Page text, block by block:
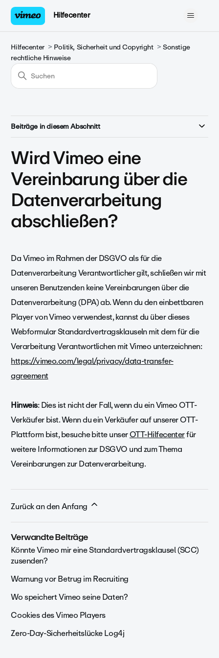
Hilfecenter
Hilfecenter Politik, Sicherheit und Copyright
Sonstige
rechtliche Hinweise
Beiträge in diesem Abschnitt
Wird Vimeo eine
Vereinbarung über die
Datenverarbeitung
abschließen?
Da Vimeo im Rahmen der DSGVO als für die
Datenverarbeitung Verantwortlicher gilt, schließen wir mit
unseren Benutzenden keine Vereinbarungen über die
Datenverarbeitung (DPA) ab. Wenn du den einbettbaren
Player von Vimeo verwendest, kannst du über dieses
Webformular Standardvertragsklauseln mit dem für die
Verarbeitung Verantwortlichen mit Vimeo unterzeichnen:
https://vimeo.com/legal/privacy/data-transfer-
agreement
Hinweis: Dies ist nicht der Fall, wenn du ein Vimeo OTT-
Verkäufer bist. Wenn du ein Verkäufer auf unserer OTT-
Plattform bist, besuche bitte unserOTT-Hilfecenterfür
weitere Informationen zur DSGVO und zum Thema
Vereinbarungen zur Datenverarbeitung.
Zurück an den Anfang
Verwandte Beiträge
Könnte Vimeo mir eine Standardvertragsklausel (SCC)
zusenden?
Warnung vor Betrug im Recruiting
Wo speichert Vimeo seine Daten?
Cookies des Vimeo Players
Zero-Day-Sicherheitslücke Log4j